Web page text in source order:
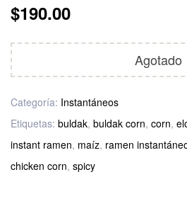
$190.00
Agotado
Categoría: Instantáneos
Etiquetas: buldak, buldak corn, corn,
instant ramen, maíz, ramen
chicken corn, spicy